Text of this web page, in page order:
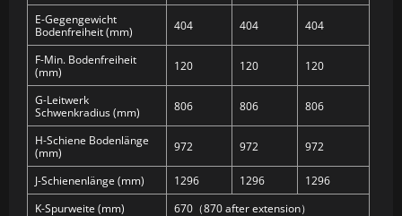
E-Gegengewicht
Bodenfreiheit (mm)
404 404 404
F-Min. Bodenfreiheit
(mm)
120 120 120
G-Leitwerk
Schwenkradius (mm)
806 806 806
H-Schiene Bodenlänge
(mm)
972 972 972
J-Schienenlänge (mm) 1296 1296
1296
K-Spurweite (mm)
670（870 after extension）